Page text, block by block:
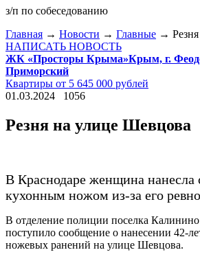
з/п по собеседованию
Главная → Новости → Главные →
НАПИСАТЬ НОВОСТЬ
ЖК «Просторы Крыма»Крым, г.
Приморский
Квартиры от 5 645 000 рублей
01.03.2024
1056
Резня на улице Шевцова
В Краснодаре женщина нанесла
кухонным ножом из-за его
В отделение полиции поселка
поступило сообщение о нанесении 42-
ножевых ранений на улице Шевцова.